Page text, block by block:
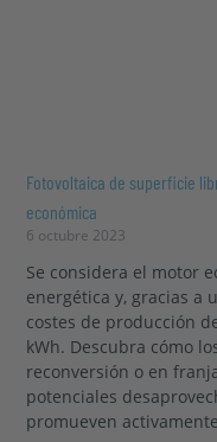
Fotovoltaica de superficie
económica
6 octubre 2023
Se considera el motor
energética y, gracias a
costes de producción
kWh. Descubra cómo
reconversión o en
potenciales
promueven